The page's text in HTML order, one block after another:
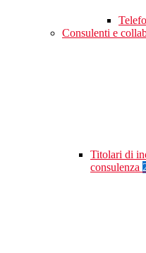
Consulenti e
Titolari di
consulenza